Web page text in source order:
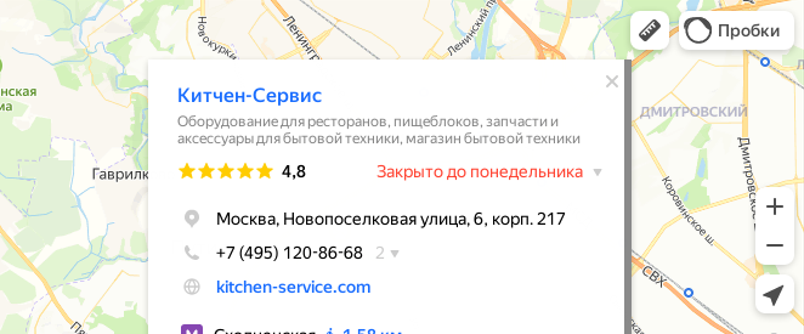
METRO
MKN
JIPA
MONOLITH
NORMA
OEM
KUMKAYA
PIRON
PRIMUS
RESTOINOX